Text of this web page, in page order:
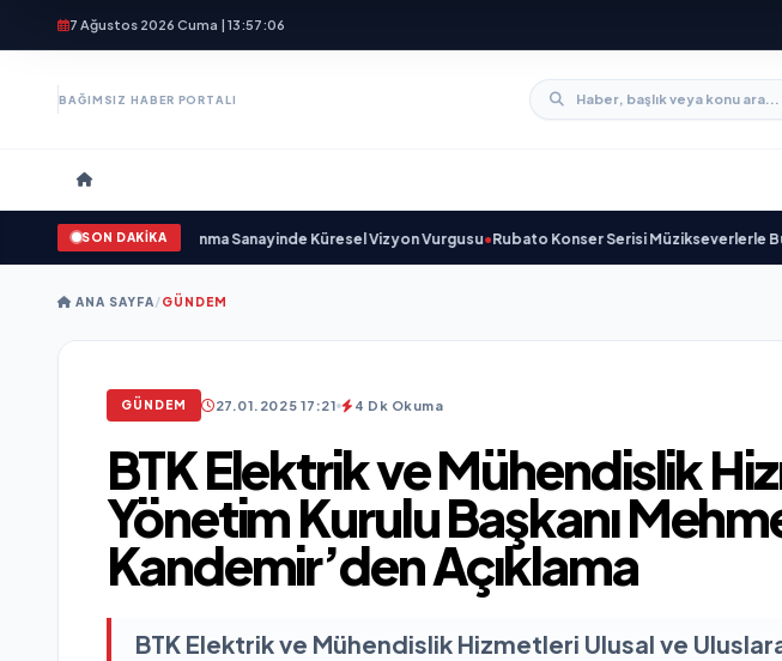
7 Ağustos 2026 Cuma | 13:57:08
BAĞIMSIZ HABER PORTALI
SON DAKİKA
ve Savunma Sanayinde Küresel Vizyon Vurgusu•Rubato Konser Serisi Müzikseverlerle Buluşmaya
ANA SAYFA/GÜNDEM
GÜNDEM 27.01.2025 17:21 4 Dk Okuma
BTK Elektrik ve Mühendislik
Yönetim Kurulu Başkanı
Kandemir’den Açıklama
BTK Elektrik ve Mühendislik Hizmetleri Ulusal ve